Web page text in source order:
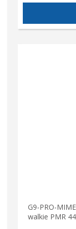
G9-PRO-
walkie PMR